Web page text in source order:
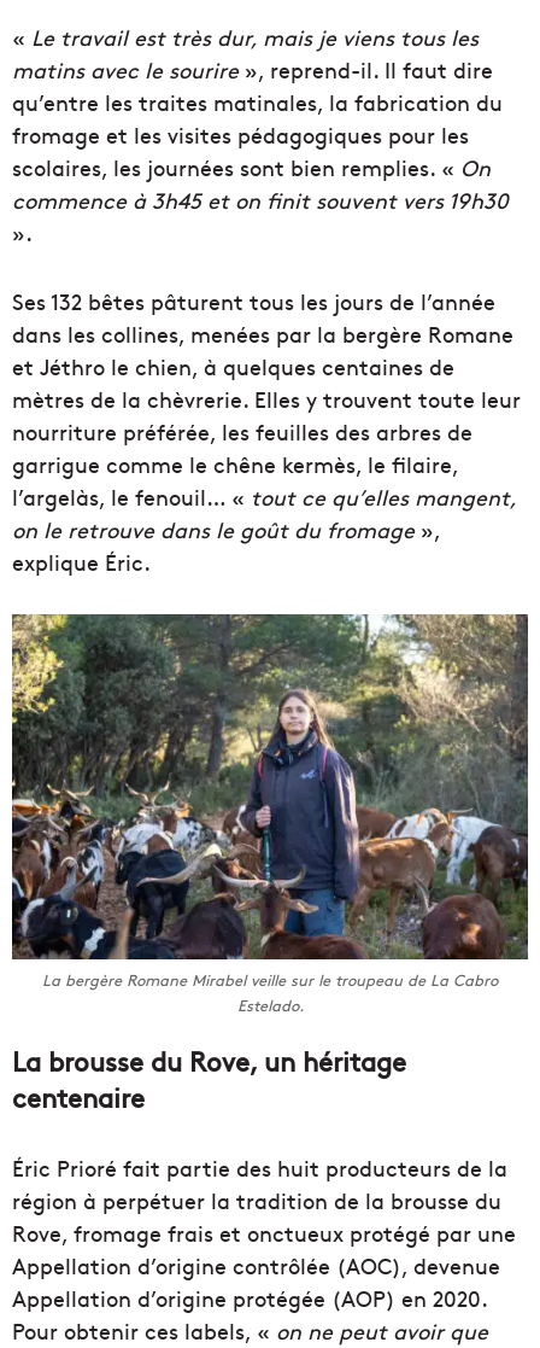
« Le travail est très dur, mais je viens tous les
matins avec le sourire», reprend-il. Il faut dire
qu’entre les traites matinales, la fabrication du
fromage et les visites pédagogiques pour les
scolaires, les journées sont bien remplies. « On
commence à 3h45 et on finit souvent vers 19h30
».
Ses 132 bêtes pâturent tous les jours de l’année
dans les collines, menées par la bergère Romane
et Jéthro le chien, à quelques centaines de
mètres de la chèvrerie. Elles y trouvent toute leur
nourriture préférée, les feuilles des arbres de
garrigue comme le chêne kermès, le filaire,
l’argelàs, le fenouil… « tout ce qu’elles mangent,
on le retrouve dans le goût du fromage »,
explique Éric.
La bergère Romane Mirabel veille sur le troupeau de La Cabro
Estelado.
La brousse du Rove, un héritage
centenaire
Éric Prioré fait partie des huit producteurs de la
région à perpétuer la tradition de la brousse du
Rove, fromage frais et onctueux protégé par une
Appellation d’origine contrôlée (AOC), devenue
Appellation d’origine protégée (AOP) en 2020.
Pour obtenir ces labels, « on ne peut avoir que